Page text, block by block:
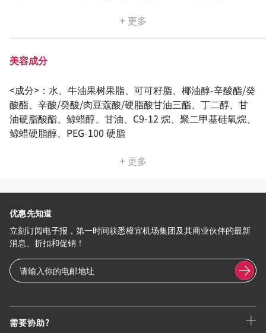
+ 更多
美容成分
<成分>：水、牛油果树果脂、可可籽脂、椰油醇-辛酸酯/癸
酸酯、辛酸/癸酸/肉豆蔻酸/硬脂酸甘油三酯、丁二醇、甘
油硬脂酸酯、鲸蜡醇、甘油、C9-12 烷、聚二甲基硅氧烷、
鲸蜡硬脂醇、PEG-100 硬脂
+ 更多
需要协助?
优惠先知道
立刻订阅电子报，第一时间获悉樟宜机场集团及其商业伙伴的最新
消息、折扣和促销！